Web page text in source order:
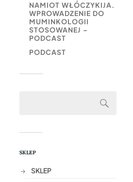
NAMIOT WŁÓCZYKIJA.
WPROWADZENIE DO
MUMINKOLOGII
STOSOWANEJ –
PODCAST
PODCAST
SKLEP
SKLEP